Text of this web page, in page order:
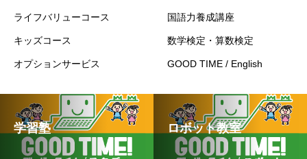
ライフバリューコース
キッズコース
オプションサービス
国語力養成講座
数学検定・算数検定
GOOD TIME / English
学習塾 ロボット教室